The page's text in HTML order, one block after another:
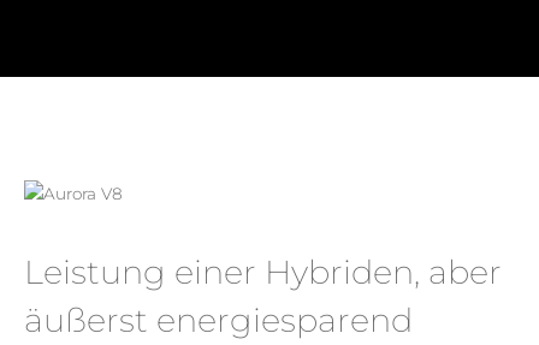
Leistung einer Hybriden, aber
äußerst energiesparend